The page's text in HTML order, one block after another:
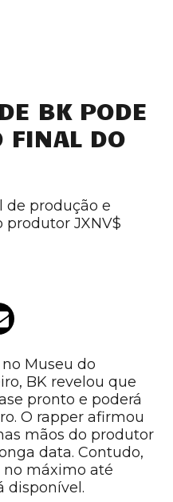
BK PODE
FINAL DO
de produção e
produtor JXNV$
Museu do
BK revelou que
pronto e poderá
O rapper afirmou
mãos do produtor
data. Contudo,
no máximo até
disponível.